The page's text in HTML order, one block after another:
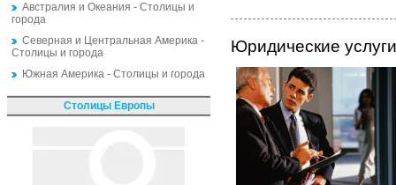
Австралия и Океания - Столицы и
города
Северная и Центральная Америка -
Столицы и города
Южная Америка - Столицы и города
Столицы Европы
Юридические